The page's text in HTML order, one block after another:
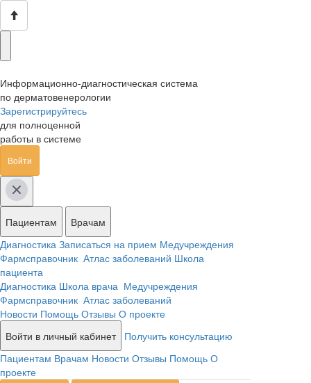
Информационно-диагностическая система
по дерматовенерологии
Зарегистрируйтесь
для полноценной
работы в системе
Войти
Пациентам
Врачам
Диагностика Записаться на прием Медучреждения
Фармсправочник Атлас заболеваний Школа
пациента
Диагностика Школа врача Медучреждения
Фармсправочник Атлас заболеваний
Новости Помощь Отзывы О проекте
Войти в личный кабинет
Получить консультацию
Пациентам Врачам Новости Отзывы Помощь О
проекте